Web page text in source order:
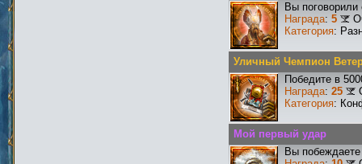
Вы
Награда: 5
Категория:
Уличный Чемпион
Победите в
Награда: 25
Категория:
Мой первый удар
Вы